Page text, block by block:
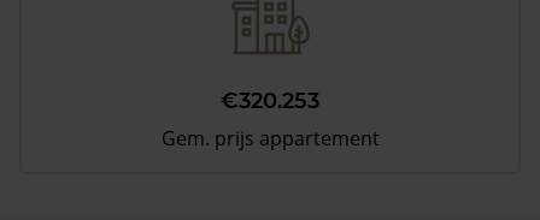
€320.253
Gem. prijs appartement